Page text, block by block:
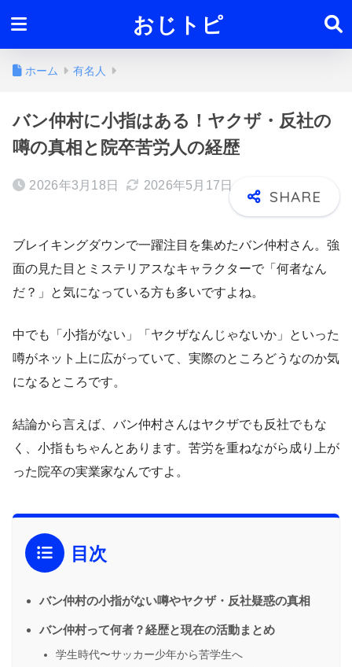
おじトピ
ホーム 有名人
バン仲村に小指はある！ヤクザ・反社の
噂の真相と院卒苦労人の経歴
2026年3月18日 2026年5月17日
ブレイキングダウンで一躍注目を集めたバン仲村さん。強
面の見た目とミステリアスなキャラクターで「何者なん
だ？」と気になっている方も多いですよね。
中でも「小指がない」「ヤクザなんじゃないか」といった
噂がネット上に広がっていて、実際のところどうなのか気
になるところです。
結論から言えば、バン仲村さんはヤクザでも反社でもな
く、小指もちゃんとあります。苦労を重ねながら成り上が
った院卒の実業家なんですよ。
目次
バン仲村の小指がない噂やヤクザ・反社疑惑の真相
バン仲村って何者？経歴と現在の活動まとめ
学生時代〜サッカー少年から苦学生へ